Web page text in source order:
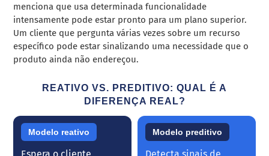
menciona que usa determinada funcionalidade
intensamente pode estar pronto para um plano superior.
Um cliente que pergunta várias vezes sobre um recurso
específico pode estar sinalizando uma necessidade que o
produto ainda não endereçou.
REATIVO VS. PREDITIVO: QUAL É A
DIFERENÇA REAL?
Modelo reativo Modelo preditivo